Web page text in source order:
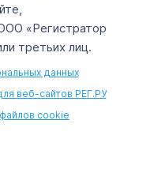
«Регистратор
третьих лиц.
данных
веб-сайтов РЕГ.РУ
cookie